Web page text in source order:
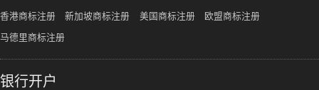
香港商标注册 新加坡商标注册 美国商标注册 欧盟商标注册
马德里商标注册
银行开户